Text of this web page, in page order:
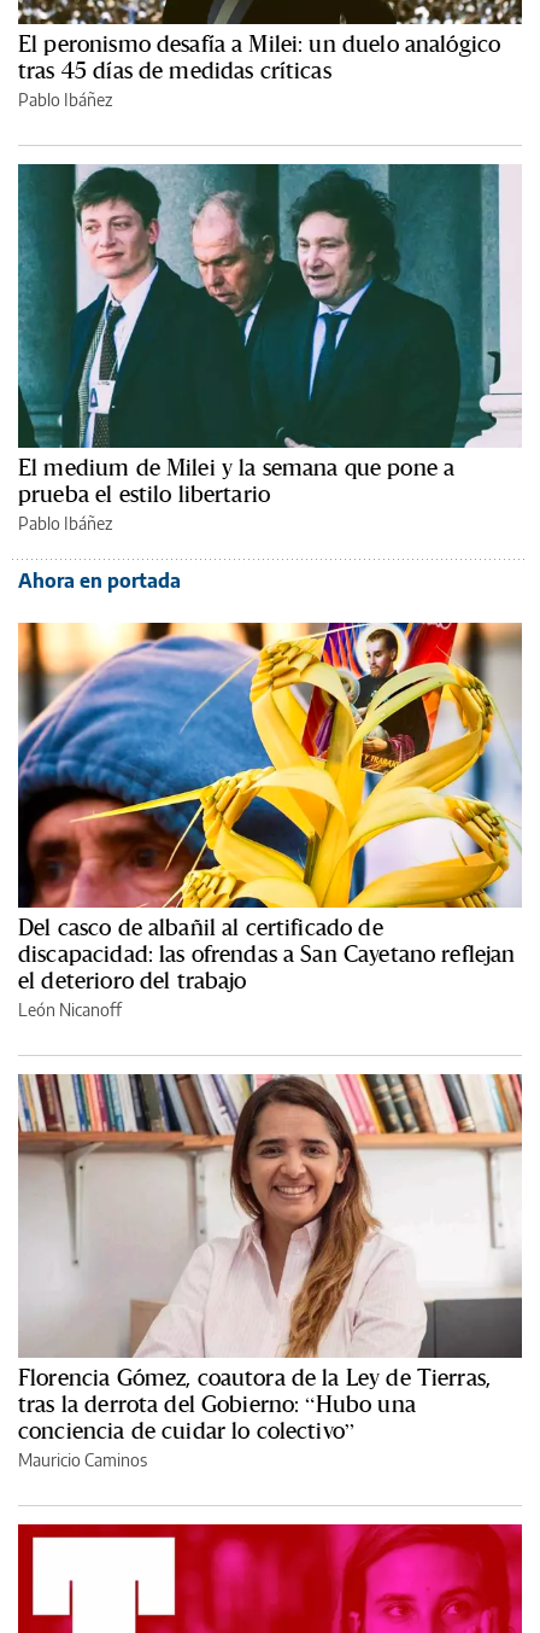
El peronismo desafía a Milei: un duelo analógico
tras 45 días de medidas críticas
Pablo Ibáñez
El medium de Milei y la semana que pone a
prueba el estilo libertario
Pablo Ibáñez
Ahora en portada
Del casco de albañil al certificado de
discapacidad: las ofrendas a San Cayetano reflejan
el deterioro del trabajo
León Nicanoff
Florencia Gómez, coautora de la Ley de Tierras,
tras la derrota del Gobierno: “Hubo una
conciencia de cuidar lo colectivo”
Mauricio Caminos